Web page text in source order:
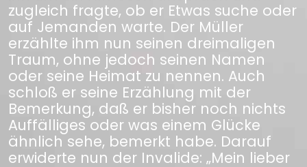
zugleich fragte, ob er Etwas suche oder
auf Jemanden warte. Der Müller
erzählte ihm nun seinen dreimaligen
Traum, ohne jedoch seinen Namen
oder seine Heimat zu nennen. Auch
schloß er seine Erzählung mit der
Bemerkung, daß er bisher noch nichts
Auffälliges oder was einem Glücke
ähnlich sehe, bemerkt habe. Darauf
erwiderte nun der Invalide: „Mein lieber